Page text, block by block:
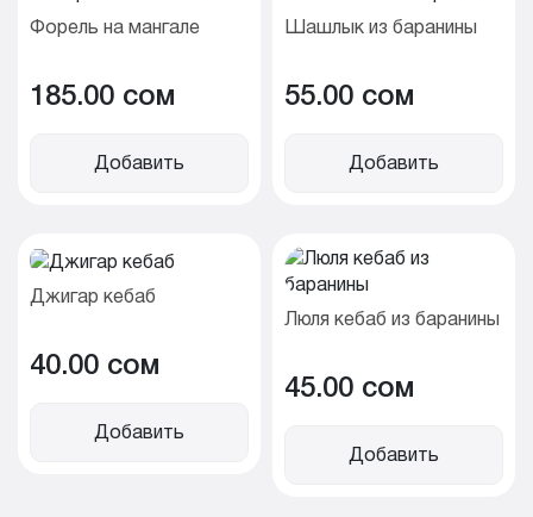
Форель на мангале
185.00 cом
Добавить
Шашлык из баранины
55.00 cом
Добавить
Джигар кебаб
40.00 cом
Добавить
Люля кебаб из баранины
45.00 cом
Добавить